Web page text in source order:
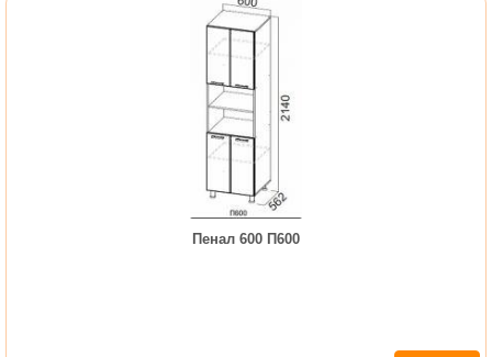
Пенал 600 П600